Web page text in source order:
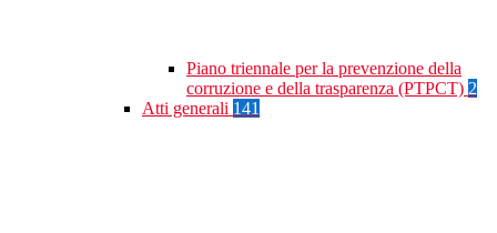
Piano triennale per la prevenzione della
corruzione e della trasparenza (PTPCT) 2
Atti generali 141